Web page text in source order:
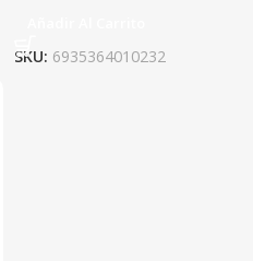
SKU: 6935364010232